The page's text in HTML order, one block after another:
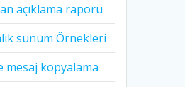
açıklama raporu
sunum Örnekleri
mesaj kopyalama